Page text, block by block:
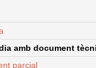
amb document
parcial